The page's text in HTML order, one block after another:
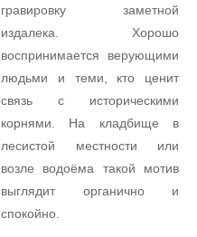
гравировку заметной
издалека. Хорошо
воспринимается верующими
людьми и теми, кто ценит
связь с историческими
корнями. На кладбище в
лесистой местности или
возле водоёма такой мотив
выглядит органично и
спокойно.